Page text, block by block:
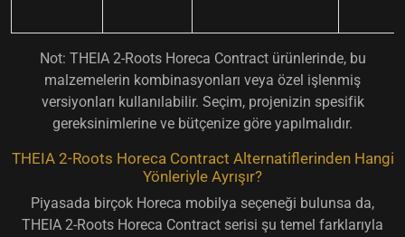
Not: THEIA 2-Roots Horeca Contract ürünlerinde, bu
malzemelerin kombinasyonları veya özel işlenmiş
versiyonları kullanılabilir. Seçim, projenizin spesifik
gereksinimlerine ve bütçenize göre yapılmalıdır.
THEIA 2-Roots Horeca Contract Alternatiflerinden Hangi
Yönleriyle Ayrışır?
Piyasada birçok Horeca mobilya seçeneği bulunsa da,
THEIA 2-Roots Horeca Contract serisi şu temel farklarıyla